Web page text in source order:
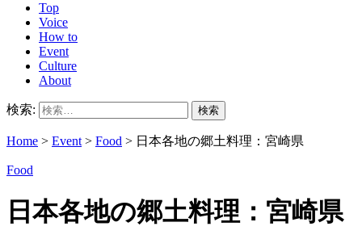
Top
Voice
How to
Event
Culture
About
検索:
Home > Event > Food > 日本各地の郷土料理：宮崎県
Food
日本各地の郷土料理：宮崎県